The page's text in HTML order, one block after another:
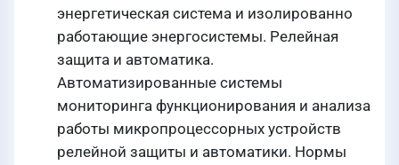
энергетическая система и изолированно
работающие энергосистемы. Релейная
защита и автоматика.
Автоматизированные системы
мониторинга функционирования и анализа
работы микропроцессорных устройств
релейной защиты и автоматики. Нормы